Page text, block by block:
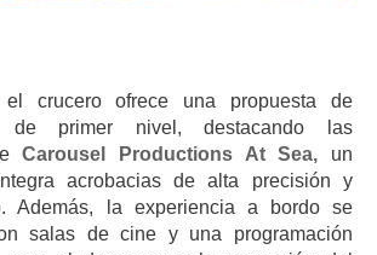
crucero ofrece una propuesta de
de primer nivel, destacando las
Carousel Productions At Sea, un
acrobacias de alta precisión y
Además, la experiencia a bordo se
salas de cine y una programación